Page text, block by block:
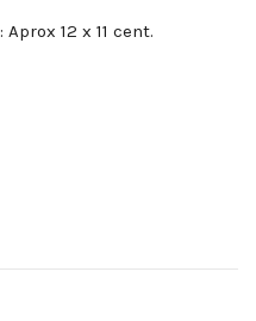
: Aprox 12 x 11 cent.